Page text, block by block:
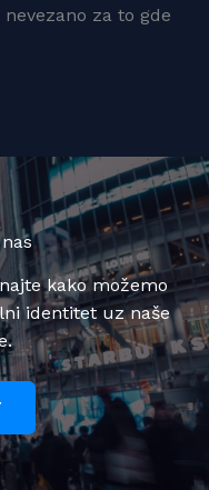
za to gde
kako možemo
identitet uz naše